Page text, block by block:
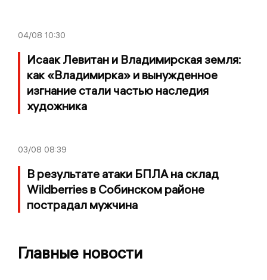
04/08 10:30
Исаак Левитан и Владимирская земля:
как «Владимирка» и вынужденное
изгнание стали частью наследия
художника
03/08 08:39
В результате атаки БПЛА на склад
Wildberries в Собинском районе
пострадал мужчина
Главные новости